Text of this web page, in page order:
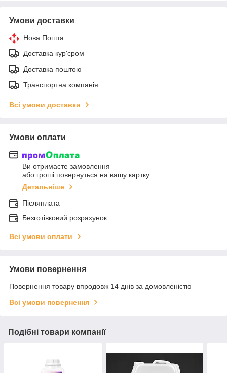
Умови доставки
Нова Пошта
Доставка кур'єром
Доставка поштою
Транспортна компанія
Всі умови доставки
Умови оплати
Ви отримаєте замовлення
або гроші повернуться на вашу картку
Детальніше
Післяплата
Безготівковий розрахунок
Всі умови оплати
Умови повернення
Повернення товару впродовж 14 днів за домовленістю
Всі умови повернення
Подібні товари компанії